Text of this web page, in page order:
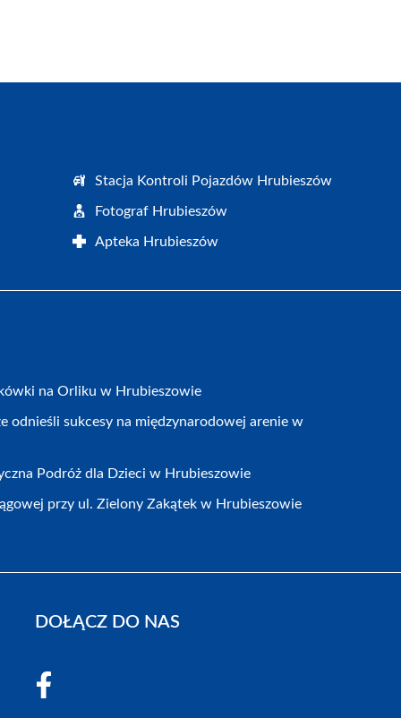
Stacja Kontroli Pojazdów Hrubieszów
Fotograf Hrubieszów
Apteka Hrubieszów
na Orliku w Hrubieszowie
odnieśli sukcesy na międzynarodowej arenie w
Podróż dla Dzieci w Hrubieszowie
przy ul. Zielony Zakątek w Hrubieszowie
DOŁĄCZ DO NAS